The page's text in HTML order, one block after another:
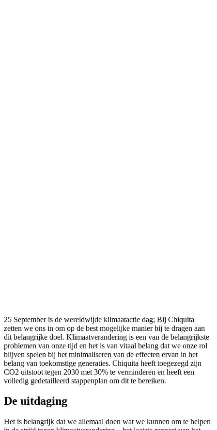
25 September is de wereldwijde klimaatactie dag; Bij Chiquita
zetten we ons in om op de best mogelijke manier bij te dragen aan
dit belangrijke doel. Klimaatverandering is een van de belangrijkste
problemen van onze tijd en het is van vitaal belang dat we onze rol
blijven spelen bij het minimaliseren van de effecten ervan in het
belang van toekomstige generaties. Chiquita heeft toegezegd zijn
CO2 uitstoot tegen 2030 met 30% te verminderen en heeft een
volledig gedetailleerd stappenplan om dit te bereiken.
De uitdaging
Het is belangrijk dat we allemaal doen wat we kunnen om te helpen